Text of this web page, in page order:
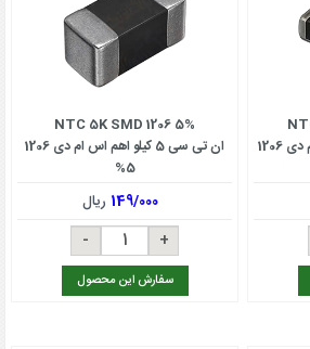
ان تی سی 100 کیلو اهم اس ام دی 1206
NTC 5K SMD 1206 5%
ان تی سی 5 کیلو اهم اس ام دی 1206
5%
149/000 ریال
سفارش این محصول